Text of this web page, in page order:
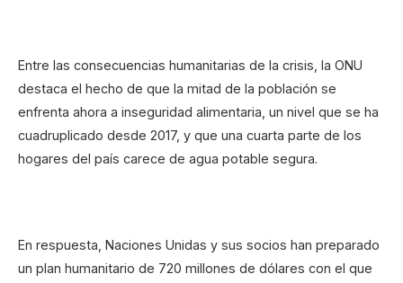
Entre las consecuencias humanitarias de la crisis, la ONU
destaca el hecho de que la mitad de la población se
enfrenta ahora a inseguridad alimentaria, un nivel que se ha
cuadruplicado desde 2017, y que una cuarta parte de los
hogares del país carece de agua potable segura.
En respuesta, Naciones Unidas y sus socios han preparado
un plan humanitario de 720 millones de dólares con el que